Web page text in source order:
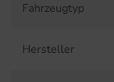
Fahrzeugtyp
Hersteller